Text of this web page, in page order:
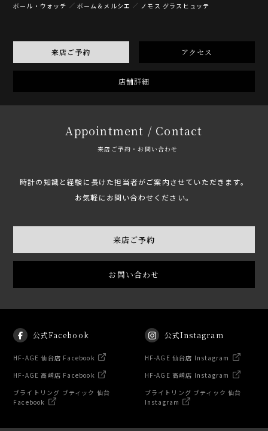
ボール・ウォッチ
ボーム＆メルシエ ノモス グラスヒュッテ
来店ご予約 アクセス
店舗詳細
Appointment / Contact
来店ご予約・お問い合わせ
時計の知識と経験に長けた担当者がご案内させていただきます。
お気軽にお問い合わせください。
来店ご予約
お問い合わせ
公式Facebook
HF-AGE 仙台店 Facebook
HF-AGE 高崎店 Facebook
ブライトリング ブティック 仙台
Facebook
公式Instagram
HF-AGE 仙台店 Instagram
HF-AGE 高崎店 Instagram
ブライトリング ブティック 仙台
Instagram